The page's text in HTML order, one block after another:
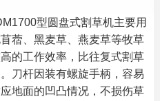
型圆盘式割草机主要用
蓿、黑麦草、燕麦草等牧草
的工作效率，比往复式割草
刀杆因装有螺旋手柄，容易
地面的凹凸情况，不损伤草